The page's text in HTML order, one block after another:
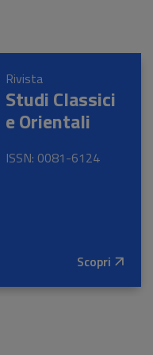
Rivista
Studi Classici
e Orientali
ISSN: 0081-6124
Scopri